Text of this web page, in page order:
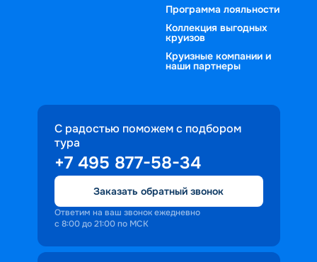
Программа лояльности
Коллекция выгодных
круизов
Круизные компании и
наши партнеры
С радостью поможем с подбором
тура
+7 495 877-58-34
Заказать обратный звонок
Ответим на ваш звонок ежедневно
с 8:00 до 21:00 по МСК